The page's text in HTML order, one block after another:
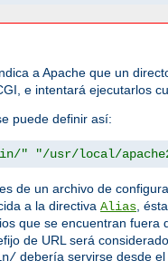
a Apache que un
e intentará ejecutarlos
puede definir así:
" "/usr/local/
de un archivo de
a la directiva Alias,
que se encuentran fuera
de URL será
debería servirse desde